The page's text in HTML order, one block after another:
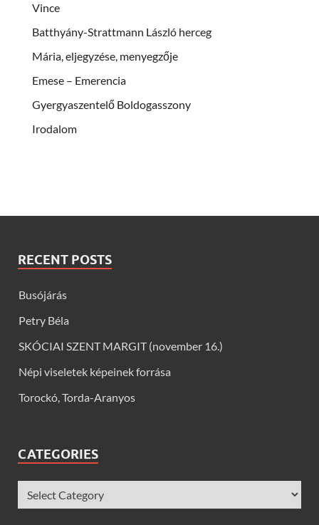
Vince
Batthyány-Strattmann László herceg
Mária, eljegyzése, menyegzője
Emese – Emerencia
Gyergyaszentelő Boldogasszony
Irodalom
RECENT POSTS
Busójárás
Petry Béla
SKÓCIAI SZENT MARGIT (november 16.)
Népi viseletek képeinek forrása
Torockó, Torda-Aranyos
CATEGORIES